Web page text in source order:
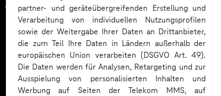
partner- und geräteübergreifenden Erstellung und
Verarbeitung von individuellen Nutzungsprofilen
sowie der Weitergabe Ihrer Daten an Drittanbieter,
die zum Teil Ihre Daten in Ländern außerhalb der
europäischen Union verarbeiten (DSGVO Art. 49).
Die Daten werden für Analysen, Retargeting und zur
Ausspielung von personalisierten Inhalten und
Werbung auf Seiten der Telekom MMS, auf
vertrauen auf unsere
Expertise. Hier eine Auswahl: